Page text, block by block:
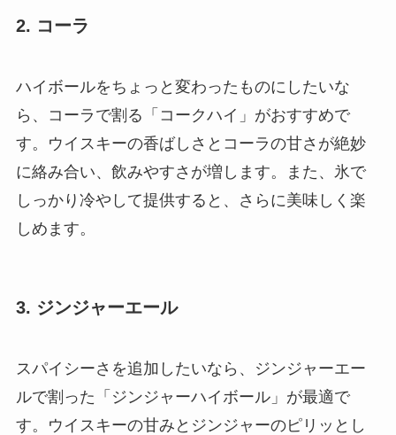
2. コーラ
ハイボールをちょっと変わったものにしたいな
ら、コーラで割る「コークハイ」がおすすめで
す。ウイスキーの香ばしさとコーラの甘さが絶妙
に絡み合い、飲みやすさが増します。また、氷で
しっかり冷やして提供すると、さらに美味しく楽
しめます。
3. ジンジャーエール
スパイシーさを追加したいなら、ジンジャーエー
ルで割った「ジンジャーハイボール」が最適で
す。ウイスキーの甘みとジンジャーのピリッとし